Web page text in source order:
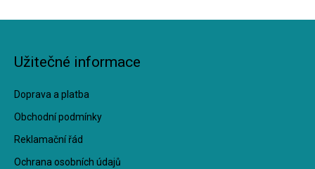
Užitečné informace
Doprava a platba
Obchodní podmínky
Reklamační řád
Ochrana osobních údajů